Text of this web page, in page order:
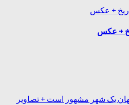
+ عکس
یک شهر مشهور است + تصاویر